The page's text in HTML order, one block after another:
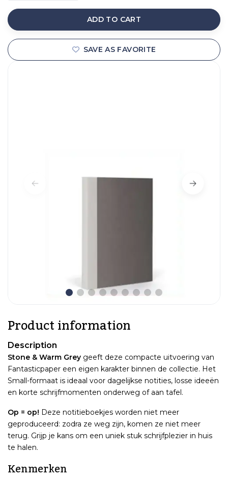
ADD TO CART
SAVE AS FAVORITE
Product information
Description
Stone & Warm Grey geeft deze compacte uitvoering van
Fantasticpaper een eigen karakter binnen de collectie. Het
Small-formaat is ideaal voor dagelijkse notities, losse ideeën
en korte schrijfmomenten onderweg of aan tafel.
Op = op! Deze notitieboekjes worden niet meer
geproduceerd: zodra ze weg zijn, komen ze niet meer
terug. Grijp je kans om een uniek stuk schrijfplezier in huis
te halen.
Kenmerken